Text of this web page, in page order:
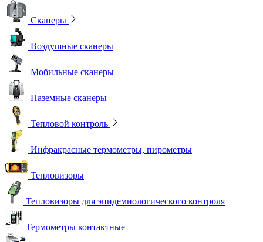
Сканеры
Воздушные сканеры
Мобильные сканеры
Наземные сканеры
Тепловой контроль
Инфракрасные термометры, пирометры
Тепловизоры
Тепловизоры для эпидемиологического контроля
Термометры контактные